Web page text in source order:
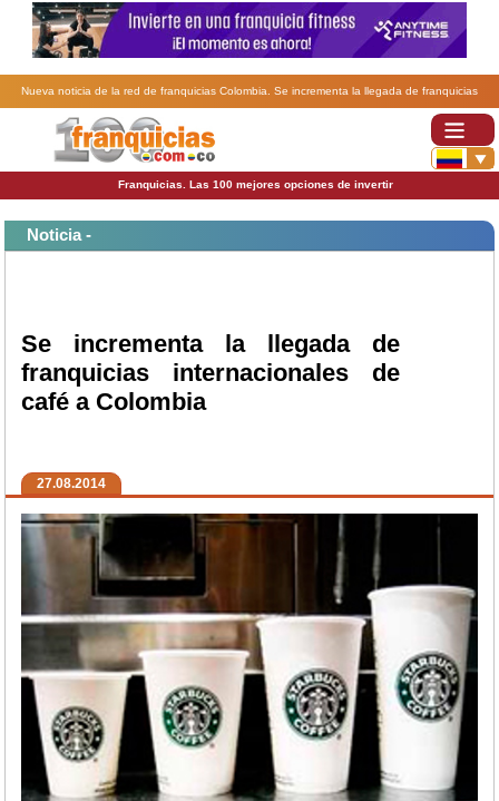
Nueva noticia de la red de franquicias Colombia. Se incrementa la llegada de franquicias
internacionales de café a Colombia.
Franquicias. Las 100 mejores opciones de invertir
Noticia -
Se incrementa la llegada de
franquicias internacionales de
café a Colombia
27.08.2014